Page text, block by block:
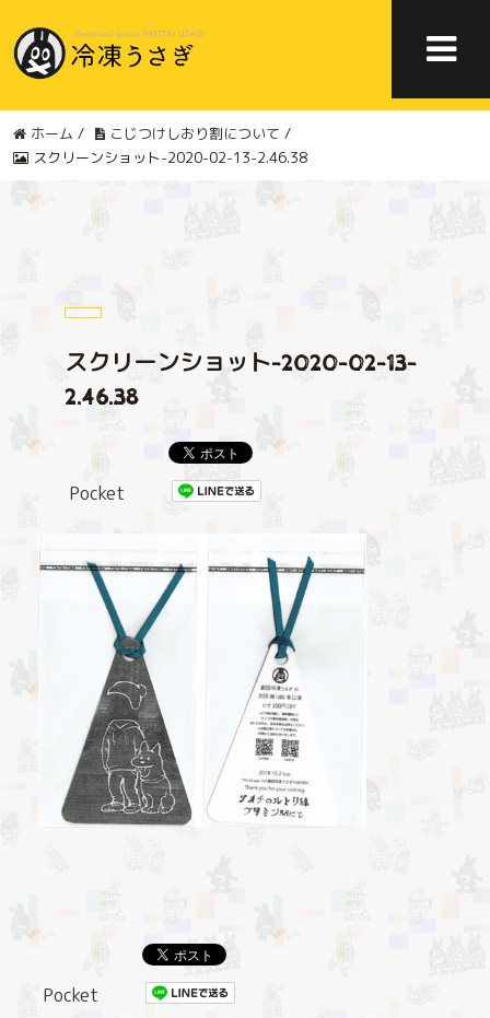
ホーム / こじつけしおり割について /
スクリーンショット-2020-02-13-2.46.38
スクリーンショット-2020-02-13-
2.46.38
Pocket
Pocket